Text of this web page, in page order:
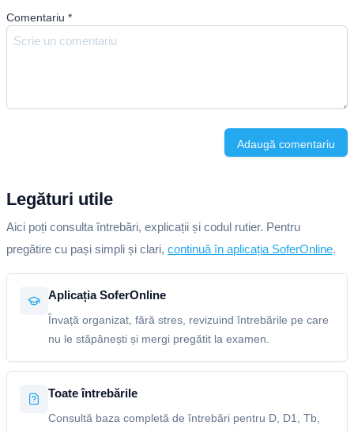
Comentariu *
Adaugă comentariu
Legături utile
Aici poți consulta întrebări, explicații și codul rutier. Pentru
pregătire cu pași simpli și clari, continuă în aplicația SoferOnline.
Aplicația SoferOnline
Învață organizat, fără stres, revizuind întrebările pe care
nu le stăpânești și mergi pregătit la examen.
Toate întrebările
Consultă baza completă de întrebări pentru D, D1, Tb,